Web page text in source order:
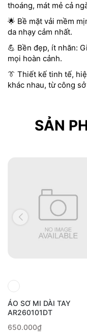
thoáng, mát mẻ cả
🌟 Bề mặt vải mềm
da nhạy cảm nhất.
💪 Bền đẹp, ít nhăn:
mọi hoàn cảnh.
👔 Thiết kế tinh tế,
khác nhau, từ công
SẢN
ÁO SƠ MI DÀI TAY
AR260101DT
650.000₫